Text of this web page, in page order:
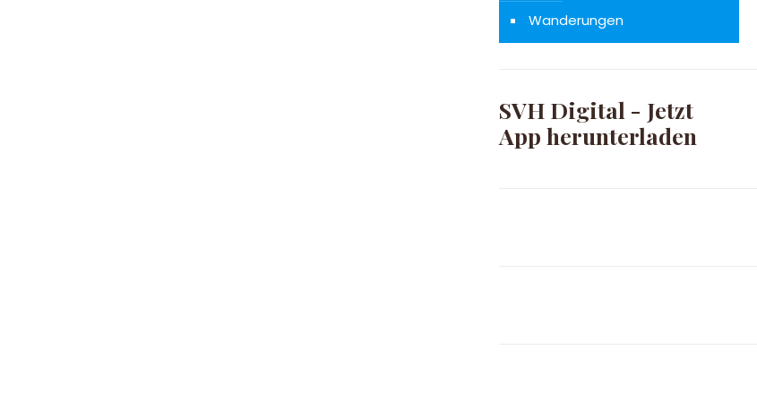
Wanderungen
SVH Digital - Jetzt
App herunterladen